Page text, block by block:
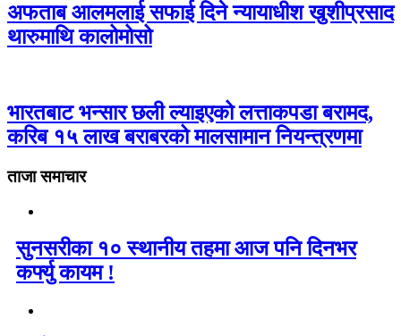
अफताब आलमलाई सफाई दिने न्यायाधीश खुशीप्रसाद
थारुमाथि कालोमोसो
भारतबाट भन्सार छली ल्याइएको लत्ताकपडा बरामद,
करिब १५ लाख बराबरको मालसामान नियन्त्रणमा
ताजा समाचार
सुनसरीका १० स्थानीय तहमा आज पनि दिनभर
कर्फ्यु कायम !